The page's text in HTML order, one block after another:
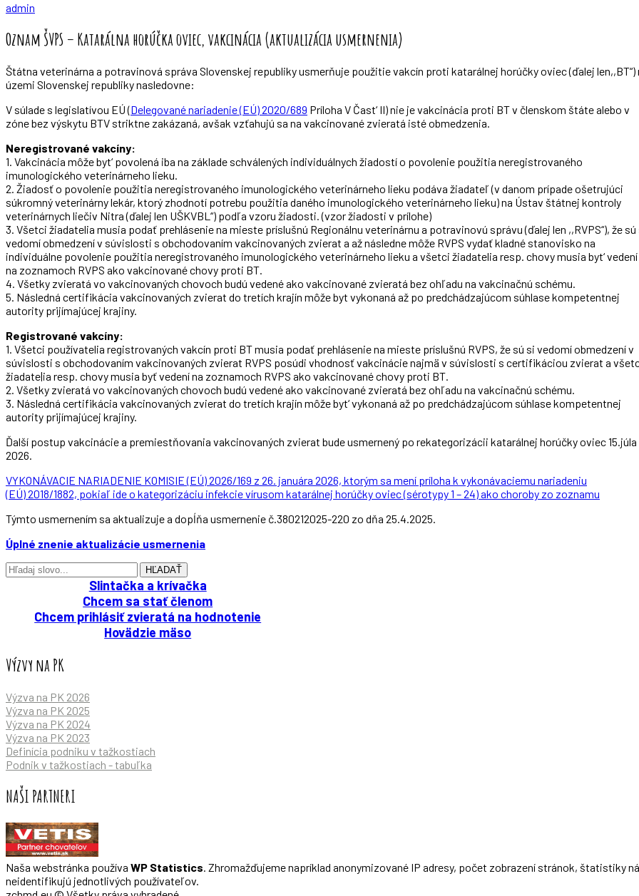
admin
Oznam ŠVPS – Katarálna horúčka oviec, vakcinácia (aktualizácia usmernenia)
Štátna veterinárna a potravinová správa Slovenskej republiky usmerňuje použitie vakcín proti katarálnej horúčky oviec (ďalej len,,BT“)
územi Slovenskej republiky nasledovne:
V súlade s legislatívou EÚ (Delegované nariadenie (EÚ) 2020/689 Príloha V Čast‘ II) nie je vakcinácia proti BT v členskom štáte alebo v
zóne bez výskytu BTV striktne zakázaná, avšak vzťahujú sa na vakcinované zvieratá isté obmedzenia.
Neregistrované vakcíny:
1. Vakcinácia môže byt‘ povolená iba na základe schválených individuálnych žiadostí o povolenie použitia neregistrovaného
imunologického veterinárneho lieku.
2. Žiadosť o povolenie použitia neregistrovaného imunologického veterinárneho lieku podáva žiadateľ (v danom prípade ošetrujúci
súkromný veterinárny lekár, ktorý zhodnotí potrebu použitia daného imunologického veterinárneho lieku) na Ústav štátnej kontroly
veterinárnych liečiv Nitra (ďalej len UŠKVBL“) podľa vzoru žiadosti. (vzor žiadosti v prílohe)
3. Všetci žiadatelia musia podať prehlásenie na mieste príslušnú Regionálnu veterinárnu a potravinovú správu (ďalej len ,,RVPS“), že sú
vedomí obmedzení v súvislosti s obchodovaním vakcinovaných zvierat a až následne môže RVPS vydať kladné stanovisko na
individuálne povolenie použitia neregistrovaného imunologického veterinárneho lieku a všetci žiadatelia resp. chovy musia byt‘ vedení
na zoznamoch RVPS ako vakcinované chovy proti BT.
4. Všetky zvieratá vo vakcinovaných chovoch budú vedené ako vakcinované zvieratá bez ohľadu na vakcinačnú schému.
5. Následná certifikácia vakcinovaných zvierat do tretích krajín môže byt vykonaná až po predchádzajúcom súhlase kompetentnej
autority prijímajúcej krajiny.
Registrované vakcíny:
1. Všetci používatelia registrovaných vakcín proti BT musia podať prehlásenie na mieste príslušnú RVPS, že sú si vedomí obmedzení v
súvislosti s obchodovaním vakcinovaných zvierat RVPS posúdi vhodnosť vakcinácie najmä v súvislosti s certifikáciou zvierat a
žiadate|ia resp. chovy musia byť vedení na zoznamoch RVPS ako vakcinované chovy proti BT.
2. Všetky zvieratá vo vakcinovaných chovoch budú vedené ako vakcinované zvieratá bez ohľadu na vakcinačnú schému.
3. Následná certifikácia vakcinovaných zvierat do tretích krajín môže byt‘ vykonaná až po predchádzajúcom súhlase kompetentnej
autority prijímajúcej krajiny.
Ďalší postup vakcinácie a premiestňovania vakcinovaných zvierat bude usmernený po rekategorizácii katarálnej horúčky oviec 15.júla
2026.
VYKONÁVACIE NARIADENIE KOMISIE (EÚ) 2026/169 z 26. januára 2026, ktorým sa mení príloha k vykonávaciemu nariadeniu
(EÚ) 2018/1882, pokiaľ ide o kategorizáciu infekcie vírusom katarálnej horúčky oviec (sérotypy 1 – 24) ako choroby zo zoznamu
Týmto usmernením sa aktualizuje a dopĺňa usmernenie č.380212025-220 zo dňa 25.4.2025.
Úplné znenie aktualizácie usmernenia
HĽADAŤ
Slintačka a krívačka
Chcem sa stať členom
Chcem prihlásiť zvieratá na hodnotenie
Hovädzie mäso
Výzvy na PK
Výzva na PK 2026
Výzva na PK 2025
Výzva na PK 2024
Výzva na PK 2023
Definícia podniku v tažkostiach
Podnik v tažkostiach - tabuľka
NAŠI PARTNERI
Naša webstránka používa WP Statistics. Zhromažďujeme napríklad anonymizované IP adresy, počet zobrazení stránok, štatistiky
neidentifikujú jednotlivých používateľov.